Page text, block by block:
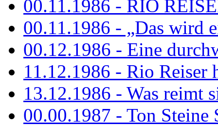
00.11.1986 - RIO
00.11.1986 - „Das wird
00.12.1986 - Eine
11.12.1986 - Rio Reiser
13.12.1986 - Was reimt
00.00.1987 - Ton Steine